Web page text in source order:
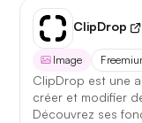
ClipDrop
Image
ClipDrop est une
créer et modifier
Découvrez ses